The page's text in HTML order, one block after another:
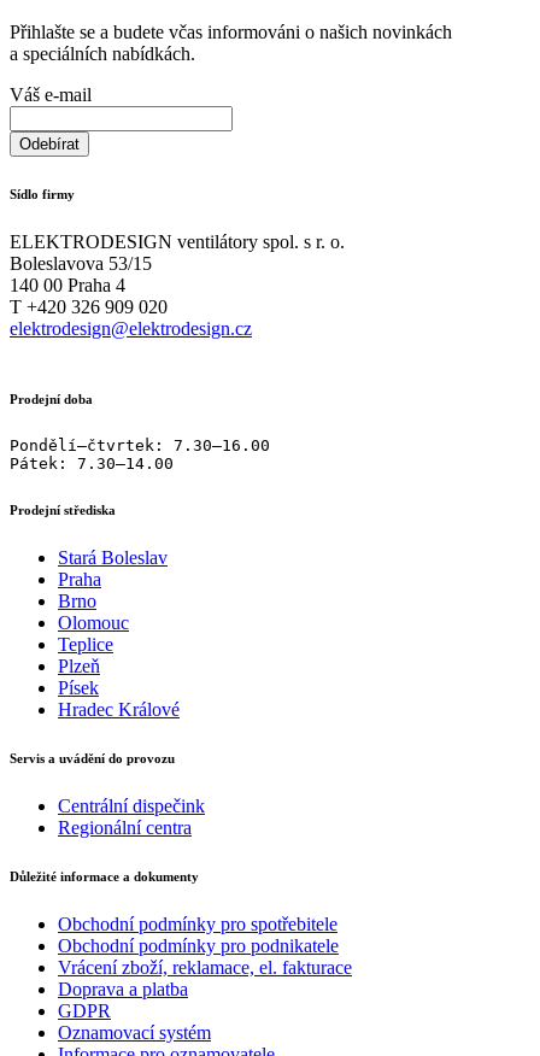
Přihlašte se a budete včas informováni o našich novinkách
a speciálních nabídkách.
Váš e-mail
Sídlo firmy
ELEKTRODESIGN ventilátory spol. s r. o.
Boleslavova 53/15
140 00 Praha 4
T +420 326 909 020
elektrodesign@elektrodesign.cz
Prodejní doba
Pondělí–čtvrtek: 7.30–16.00
Pátek: 7.30–14.00
Prodejní střediska
Stará Boleslav
Praha
Brno
Olomouc
Teplice
Plzeň
Písek
Hradec Králové
Servis a uvádění do provozu
Centrální dispečink
Regionální centra
Důležité informace a dokumenty
Obchodní podmínky pro spotřebitele
Obchodní podmínky pro podnikatele
Vrácení zboží, reklamace, el. fakturace
Doprava a platba
GDPR
Oznamovací systém